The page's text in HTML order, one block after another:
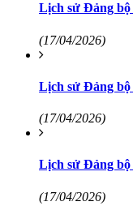
Lịch sử Đảng bộ
(17/04/2026)
Lịch sử Đảng bộ
(17/04/2026)
Lịch sử Đảng bộ
(17/04/2026)